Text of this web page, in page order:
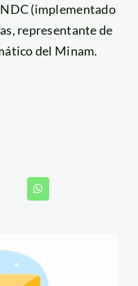
(implementado
representante de
del Minam.